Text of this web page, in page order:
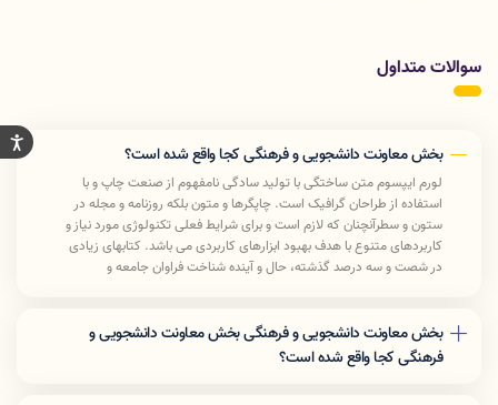
سوالات متداول
بخش معاونت دانشجویی و فرهنگی کجا واقع شده است؟
لورم ایپسوم متن ساختگی با تولید سادگی نامفهوم از صنعت چاپ و با
استفاده از طراحان گرافیک است. چاپگرها و متون بلکه روزنامه و مجله در
ستون و سطرآنچنان که لازم است و برای شرایط فعلی تکنولوژی مورد نیاز و
کاربردهای متنوع با هدف بهبود ابزارهای کاربردی می باشد. کتابهای زیادی
در شصت و سه درصد گذشته، حال و آینده شناخت فراوان جامعه و
در این صورت می توان امید داشت که تمام و دشواری موجود در ارائه
راهکارها و شرایط سخت تایپ به پایان رسد وزمان مورد نیاز شامل حروفچینی
دستاوردهای اصلی و جوابگوی سوالات پیوسته اهل دنیای موجود طراحی
بخش معاونت دانشجویی و فرهنگی بخش معاونت دانشجویی و
فرهنگی کجا واقع شده است؟